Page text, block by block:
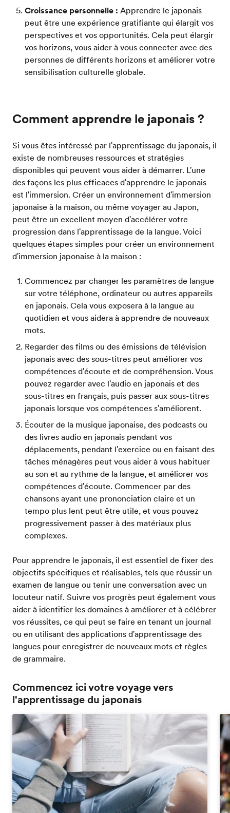
Croissance personnelle : Apprendre le japonais
peut être une expérience gratifiante qui élargit vos
perspectives et vos opportunités. Cela peut élargir
vos horizons, vous aider à vous connecter avec des
personnes de différents horizons et améliorer votre
sensibilisation culturelle globale.
Comment apprendre le japonais ?
Si vous êtes intéressé par l'apprentissage du japonais, il
existe de nombreuses ressources et stratégies
disponibles qui peuvent vous aider à démarrer. L'une
des façons les plus efficaces d'apprendre le japonais
est l'immersion. Créer un environnement d'immersion
japonaise à la maison, ou même voyager au Japon,
peut être un excellent moyen d'accélérer votre
progression dans l'apprentissage de la langue. Voici
quelques étapes simples pour créer un environnement
d'immersion japonaise à la maison :
Commencez par changer les paramètres de langue
sur votre téléphone, ordinateur ou autres appareils
en japonais. Cela vous exposera à la langue au
quotidien et vous aidera à apprendre de nouveaux
mots.
Regarder des films ou des émissions de télévision
japonais avec des sous-titres peut améliorer vos
compétences d'écoute et de compréhension. Vous
pouvez regarder avec l'audio en japonais et des
sous-titres en français, puis passer aux sous-titres
japonais lorsque vos compétences s'améliorent.
Écouter de la musique japonaise, des podcasts ou
des livres audio en japonais pendant vos
déplacements, pendant l'exercice ou en faisant des
tâches ménagères peut vous aider à vous habituer
au son et au rythme de la langue, et améliorer vos
compétences d'écoute. Commencer par des
chansons ayant une prononciation claire et un
tempo plus lent peut être utile, et vous pouvez
progressivement passer à des matériaux plus
complexes.
Pour apprendre le japonais, il est essentiel de fixer des
objectifs spécifiques et réalisables, tels que réussir un
examen de langue ou tenir une conversation avec un
locuteur natif. Suivre vos progrès peut également vous
aider à identifier les domaines à améliorer et à célébrer
vos réussites, ce qui peut se faire en tenant un journal
ou en utilisant des applications d'apprentissage des
langues pour enregistrer de nouveaux mots et règles
de grammaire.
Commencez ici votre voyage vers
l'apprentissage du japonais